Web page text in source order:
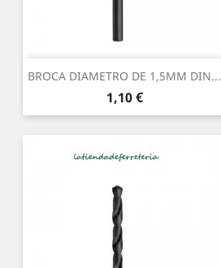
BROCA DIAMETRO DE 1,5MM DIN...
Precio
1,10 €